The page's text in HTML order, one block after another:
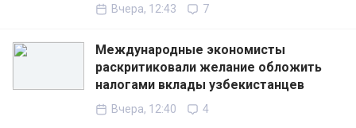
Вчера, 12:43 7
Международные экономисты
раскритиковали желание обложить
налогами вклады узбекистанцев
Вчера, 12:40 4